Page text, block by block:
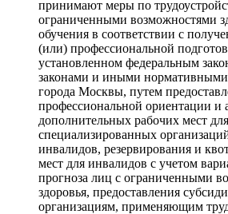
принимают меры по
ограниченными возможностями
обучения в соответствии с
(или) профессиональной
установленном федеральным
законами и иными
города Москвы, путем
профессиональной ориентации и
дополнительных рабочих мест
специализированных
инвалидов, резервирования и
мест для инвалидов с учетом
прогноза лиц с ограниченными
здоровья, предоставления
организациям, применяющим